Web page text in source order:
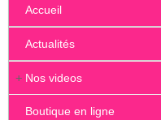
Accueil
Actualités
+ Nos videos
Boutique en ligne